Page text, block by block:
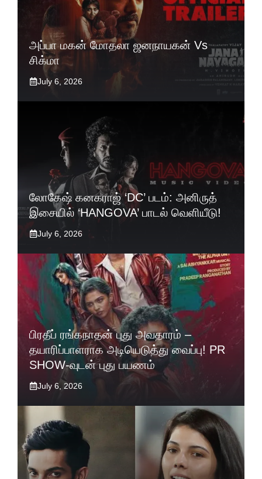
அப்பா மகன் மோதலா ஜனநாயகன் Vs
சிக்மா
July 6, 2026
லோகேஷ் கனகராஜ் ‘DC’ படம்: அனிருத்
இசையில் ‘HANGOVA’ பாடல் வெளியீடு!
July 6, 2026
பிரதீப் ரங்கநாதன் புது அவதாரம் –
தயாரிப்பாளராக அடியெடுத்து வைப்பு! PR
SHOW-வுடன் புது பயணம்
July 6, 2026